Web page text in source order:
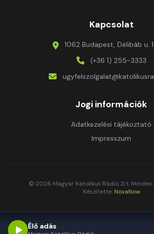
Kapcsolat
1062 Budapest, Délibáb u.
(+36 1) 255-3333
Jogi információk
Adatkezelési tájékoztató
Impresszum
© 2026 Magyar Katolikus Rádió Zrt. Minden
Készítette: NovaNow
Élő adás